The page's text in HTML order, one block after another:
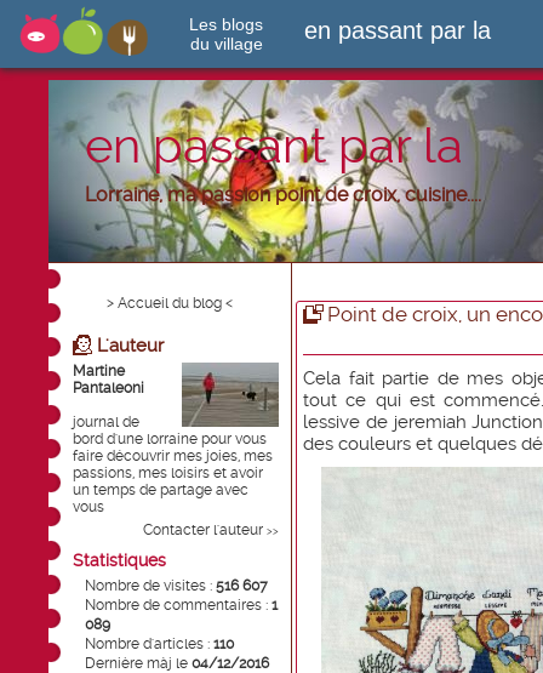
Les blogs
du village
en passant par la
en passant par la
Lorraine, ma passion point de croix, cuisine....
> Accueil du blog <
L'auteur
Martine
Pantaleoni
journal de
bord d'une lorraine pour vous
faire découvrir mes joies, mes
passions, mes loisirs et avoir
un temps de partage avec
vous
Contacter l'auteur >>
Statistiques
Nombre de visites : 516 607
Nombre de commentaires : 1
089
Nombre d'articles : 110
Dernière màj le 04/12/2016
Point de croix, un
Cela fait partie de mes
tout ce qui est
lessive de jeremiah
des couleurs et quelques